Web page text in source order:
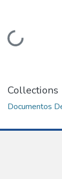
Loading...
Collections
Documentos